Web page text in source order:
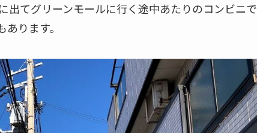
出てグリーンモールに行く途中あたりのコンビニで
ります。